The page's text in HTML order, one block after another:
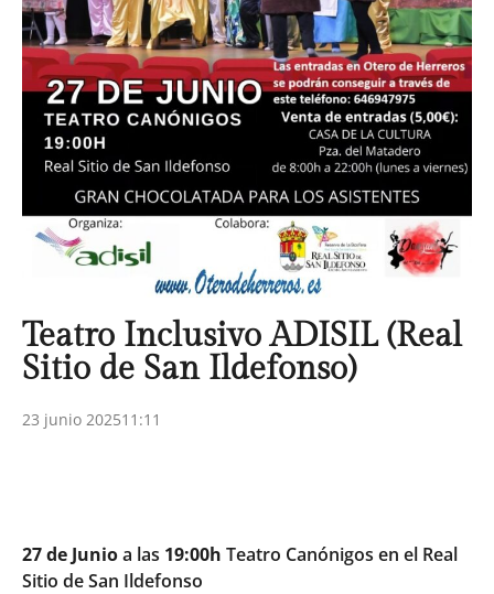
Teatro Inclusivo ADISIL (Real
Sitio de San Ildefonso)
23 junio 202511:11
27 de Junioa las 19:00h Teatro Canónigos en el Real
Sitio de San Ildefonso